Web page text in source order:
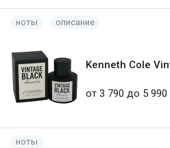
ноты описание
Kenneth Cole
от 3 790 до 5 990
ноты